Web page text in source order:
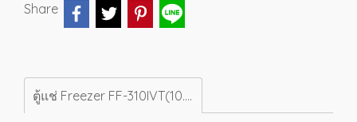
Share
ตู้แช่ Freezer FF-310IVT(10.9Q)